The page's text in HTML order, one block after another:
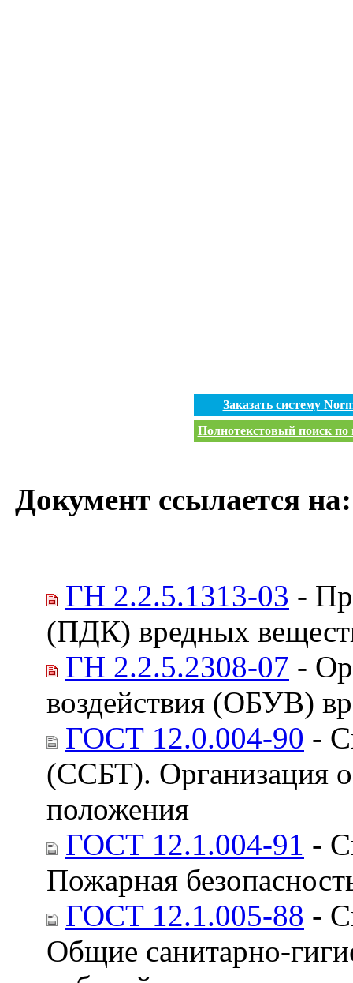
Заказать систему
Полнотекстовый поиск по
Документ ссылается на:
ГН 2.2.5.1313-03 -
(ПДК) вредных
ГН 2.2.5.2308-07 -
воздействия (ОБУВ)
ГОСТ 12.0.004-90 -
(ССБТ). Организация
положения
ГОСТ 12.1.004-91 -
Пожарная
ГОСТ 12.1.005-88 -
Общие санитарно-